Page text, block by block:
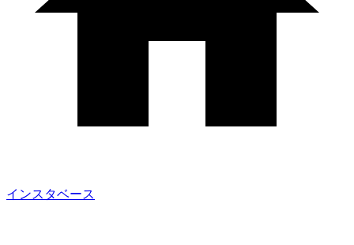
インスタベース